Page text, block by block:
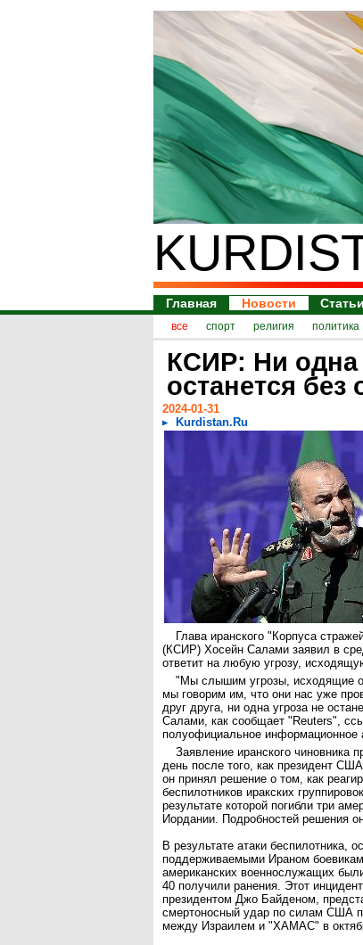
Главная Новости Статьи
все спорт религия политика
КСИР: Ни одна
останется без
2024-01-31
Kurdistan.Ru
Глава иранского "Корпуса
(КСИР) Хосейн Салами заявил в
ответит на любую угрозу,
"Мы слышим угрозы, исходящие
мы говорим им, что они нас уже
друг друга, ни одна угроза не
Салами, как сообщает "Reuters",
полуофициальное информационное
Заявление иранского чиновника
день после того, как президент
он принял решение о том, как
беспилотников иракских
результате которой погибли три
Иордании. Подробностей решения
В результате атаки беспилотника,
поддерживаемыми Ираном
американских военнослужащих
40 получили ранения. Этот
президентом Джо Байденом,
смертоносный удар по силам США
между Израилем и "ХАМАС" в